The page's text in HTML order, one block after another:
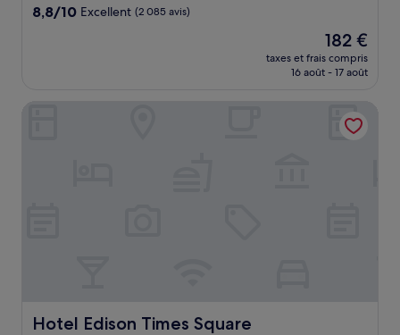
8.8
8,8/10 Excellent (2 085 avis)
Le
nouveau
prix
de
182 €
182 €
taxes et frais compris
16 août - 17 août
Hotel Edison Times Square
Hotel Edison Times Square